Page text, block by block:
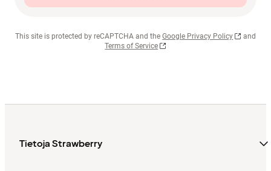
This site is protected by reCAPTCHA and the Google Privacy Policy
and
Terms of Service
Tietoja Strawberry